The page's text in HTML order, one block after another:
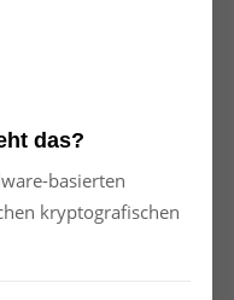
das?
basierten
kryptografischen